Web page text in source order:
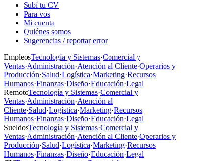
Subí tu CV
Para vos
Mi cuenta
Quiénes somos
Sugerencias / reportar error
EmpleosTecnología y Sistemas·Comercial y
Ventas·Administración·Atención al Cliente·Operarios y
Producción·Salud·Logística·Marketing·Recursos
Humanos·Finanzas·Diseño·Educación·Legal
RemotoTecnología y Sistemas·Comercial y
Ventas·Administración·Atención al
Cliente·Salud·Logística·Marketing·Recursos
Humanos·Finanzas·Diseño·Educación·Legal
SueldosTecnología y Sistemas·Comercial y
Ventas·Administración·Atención al Cliente·Operarios y
Producción·Salud·Logística·Marketing·Recursos
Humanos·Finanzas·Diseño·Educación·Legal